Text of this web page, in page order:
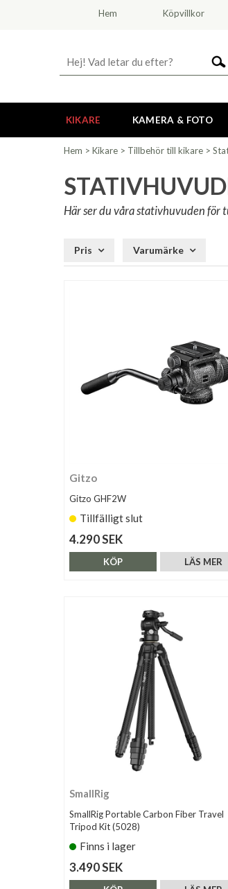
Hem Köpvillkor
KIKARE KAMERA & FOTO
Hem > Kikare > Tillbehör till kikare >
Här ser du våra stativhuvuden för
Pris Varumärke
Gitzo
Gitzo GHF2W
Tillfälligt slut
4.290 SEK
LÄS MER
KÖP
SmallRig
SmallRig Portable Carbon Fiber Travel
Tripod Kit (5028)
Finns i lager
3.490 SEK